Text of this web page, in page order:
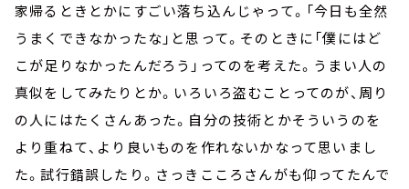
家帰るときとかにすごい落ち込んじゃって。「今日も全然
うまくできなかったな」と思って。そのときに「僕にはど
こが足りなかったんだろう」ってのを考えた。うまい人の
真似をしてみたりとか。いろいろ盗むことってのが、周り
の人にはたくさんあった。自分の技術とかそういうのを
より重ねて、より良いものを作れないかなって思いまし
た。試行錯誤したり。さっきこころさんがも仰ってたんで